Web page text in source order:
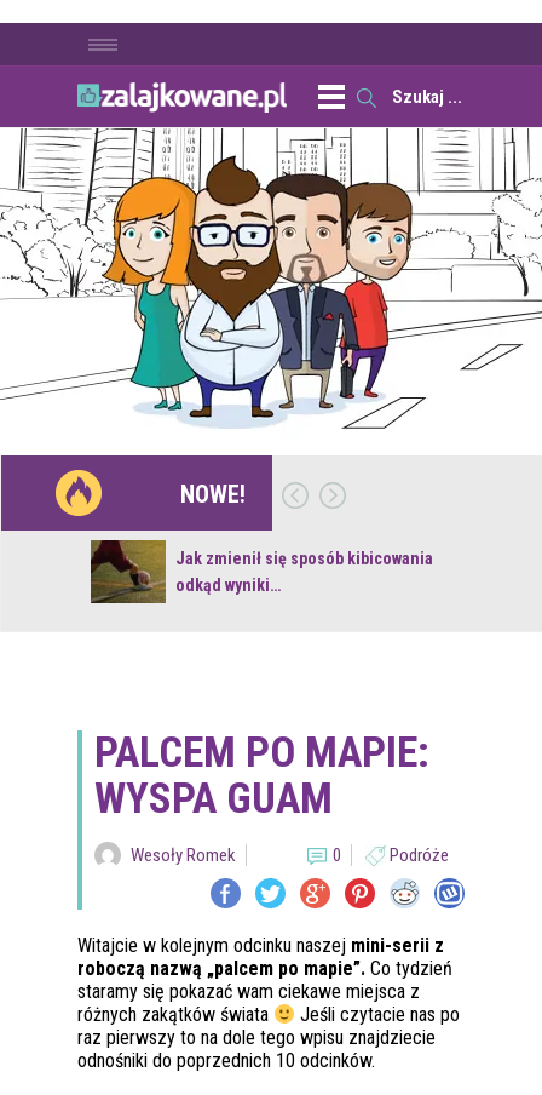
NOWE!
Jak zmienił się sposób kibicowania
odkąd wyniki…
PALCEM PO MAPIE:
WYSPA GUAM
Wesoły Romek 0 Podróże
Witajcie w kolejnym odcinku naszej mini-serii z
roboczą nazwą „palcem po mapie”. Co tydzień
staramy się pokazać wam ciekawe miejsca z
różnych zakątków świata
Jeśli czytacie nas po
raz pierwszy to na dole tego wpisu znajdziecie
odnośniki do poprzednich 10 odcinków.